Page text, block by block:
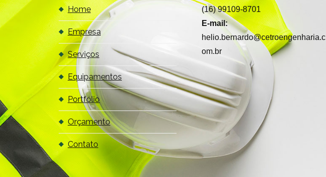
Home
Empresa
Serviços
Equipamentos
Portfólio
Orçamento
Contato
(16) 99109-8701
E-mail:
helio.bernardo@cetroengenharia.c
om.br